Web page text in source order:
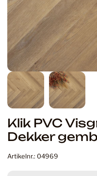
Klik PVC
Dekker
Artikelnr.: 04969